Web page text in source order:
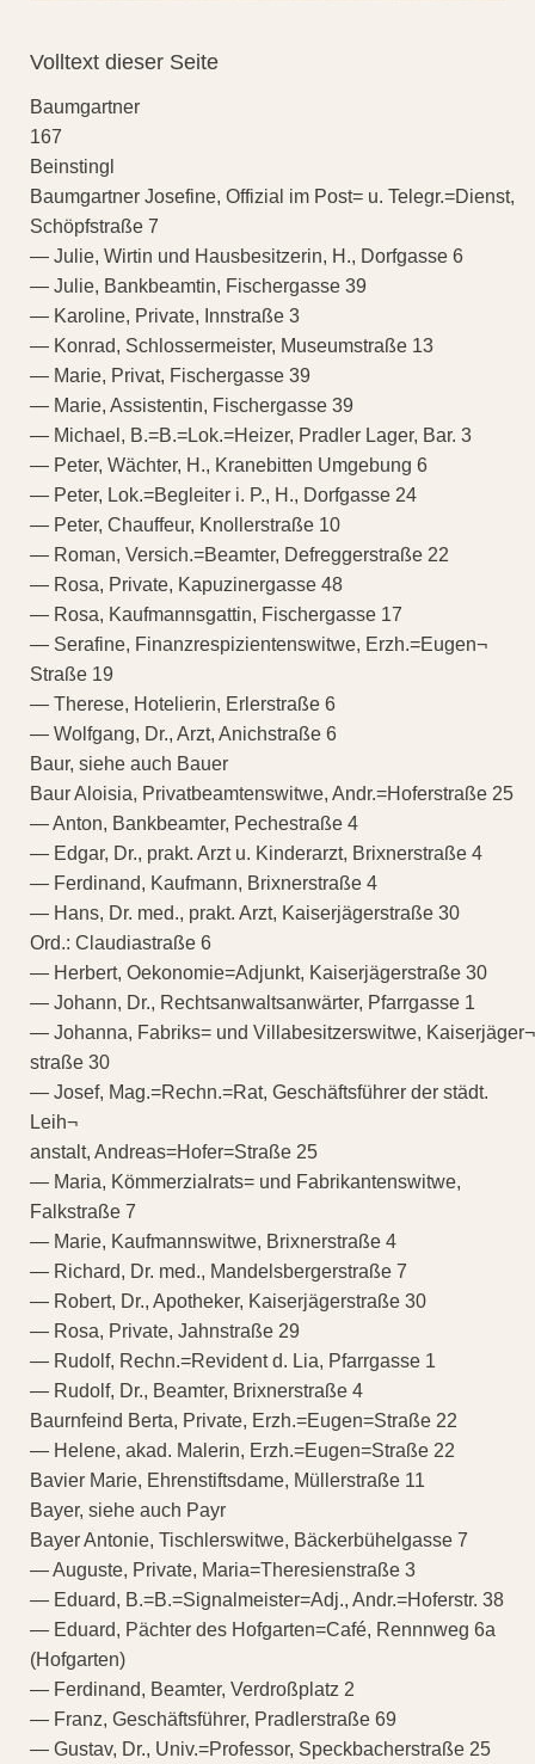
Volltext dieser Seite
Baumgartner
167
Beinstingl
Baumgartner Josefine, Offizial im Post= u. Telegr.=Dienst,
Schöpfstraße 7
— Julie, Wirtin und Hausbesitzerin, H., Dorfgasse 6
— Julie, Bankbeamtin, Fischergasse 39
— Karoline, Private, Innstraße 3
— Konrad, Schlossermeister, Museumstraße 13
— Marie, Privat, Fischergasse 39
— Marie, Assistentin, Fischergasse 39
— Michael, B.=B.=Lok.=Heizer, Pradler Lager, Bar. 3
— Peter, Wächter, H., Kranebitten Umgebung 6
— Peter, Lok.=Begleiter i. P., H., Dorfgasse 24
— Peter, Chauffeur, Knollerstraße 10
— Roman, Versich.=Beamter, Defreggerstraße 22
— Rosa, Private, Kapuzinergasse 48
— Rosa, Kaufmannsgattin, Fischergasse 17
— Serafine, Finanzrespizientenswitwe, Erzh.=Eugen¬
Straße 19
— Therese, Hotelierin, Erlerstraße 6
— Wolfgang, Dr., Arzt, Anichstraße 6
Baur, siehe auch Bauer
Baur Aloisia, Privatbeamtenswitwe, Andr.=Hoferstraße 25
— Anton, Bankbeamter, Pechestraße 4
— Edgar, Dr., prakt. Arzt u. Kinderarzt, Brixnerstraße 4
— Ferdinand, Kaufmann, Brixnerstraße 4
— Hans, Dr. med., prakt. Arzt, Kaiserjägerstraße 30
Ord.: Claudiastraße 6
— Herbert, Oekonomie=Adjunkt, Kaiserjägerstraße 30
— Johann, Dr., Rechtsanwaltsanwärter, Pfarrgasse 1
— Johanna, Fabriks= und Villabesitzerswitwe, Kaiserjäger¬
straße 30
— Josef, Mag.=Rechn.=Rat, Geschäftsführer der städt.
Leih¬
anstalt, Andreas=Hofer=Straße 25
— Maria, Kömmerzialrats= und Fabrikantenswitwe,
Falkstraße 7
— Marie, Kaufmannswitwe, Brixnerstraße 4
— Richard, Dr. med., Mandelsbergerstraße 7
— Robert, Dr., Apotheker, Kaiserjägerstraße 30
— Rosa, Private, Jahnstraße 29
— Rudolf, Rechn.=Revident d. Lia, Pfarrgasse 1
— Rudolf, Dr., Beamter, Brixnerstraße 4
Baurnfeind Berta, Private, Erzh.=Eugen=Straße 22
— Helene, akad. Malerin, Erzh.=Eugen=Straße 22
Bavier Marie, Ehrenstiftsdame, Müllerstraße 11
Bayer, siehe auch Payr
Bayer Antonie, Tischlerswitwe, Bäckerbühelgasse 7
— Auguste, Private, Maria=Theresienstraße 3
— Eduard, B.=B.=Signalmeister=Adj., Andr.=Hoferstr. 38
— Eduard, Pächter des Hofgarten=Café, Rennnweg 6a
(Hofgarten)
— Ferdinand, Beamter, Verdroßplatz 2
— Franz, Geschäftsführer, Pradlerstraße 69
— Gustav, Dr., Univ.=Professor, Speckbacherstraße 25